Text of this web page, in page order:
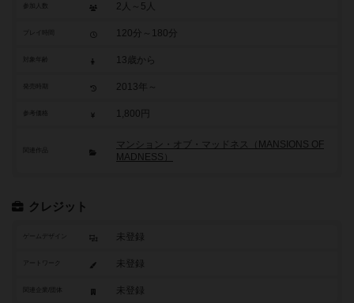
参加人数 2人～5人
120分～180分
13歳から
2013年～
参考価格 1,800円
関連作品
マンション・オブ・マッドネス（MANSIONS OF
MADNESS）
クレジット
ゲームデザイン 未登録
アートワーク 未登録
未登録